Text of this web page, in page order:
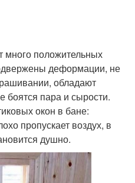
положительных
деформации, не
обладают
боятся пара и сырости.
окон в бане:
пропускает воздух, в
душно.